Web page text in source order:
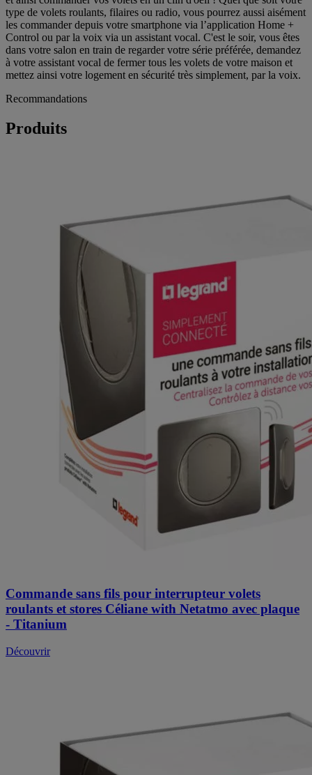
type de volets roulants, filaires ou radio, vous pourrez aussi aisément
les commander depuis votre smartphone via l’application Home +
Control ou par la voix via un assistant vocal. C'est le soir, vous êtes
dans votre salon en train de regarder votre série préférée, demandez
à votre assistant vocal de fermer tous les volets de votre maison et
mettez ainsi votre logement en sécurité très simplement, par la voix.
Recommandations
Produits
Commande sans fils pour interrupteur volets
roulants et stores Céliane with Netatmo avec plaque
- Titanium
Découvrir